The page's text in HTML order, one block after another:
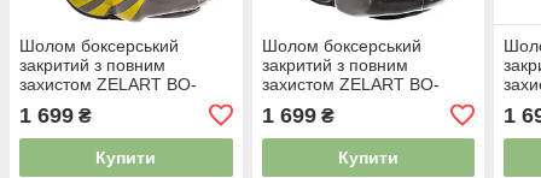
Шолом боксерський
закритий з повним
захистом ZELART BO-
1 699 ₴
Купити
Шолом боксерський
закритий з повним
захистом ZELART BO-
1 699₴
Купити
1